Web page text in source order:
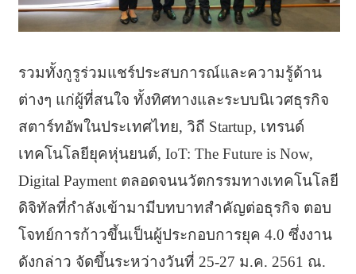
รวมทั้งกูรูร่วมแชร์ประสบการณ์และความรู้ด้าน
ต่างๆ แก่ผู้ที่สนใจ ทั้งทิศทางและระบบนิเวศธุรกิจ
สตาร์ทอัพในประเทศไทย, วิถี Startup, เทรนด์
เทคโนโลยียุคหุ่นยนต์, IoT: The Future is Now,
Digital Payment ตลอดจนนวัตกรรมทางเทคโนโลยี
ดิจิทัลที่กำลังเข้ามามีบทบาทสำคัญต่อธุรกิจ ตอบ
โจทย์การก้าวขึ้นเป็นผู้ประกอบการยุค 4.0 ซึ่งงาน
ดังกล่าว จัดขึ้นระหว่างวันที่ 25-27 ม.ค. 2561 ณ.